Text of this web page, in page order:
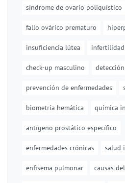
síndrome de ovario poliquístico
fallo ovárico prematuro
insuficiencia lútea infertilidad
check-up masculino
prevención de enfermedades
biometría hemática química
antígeno prostático específico
enfermedades crónicas salud
enfisema pulmonar causas